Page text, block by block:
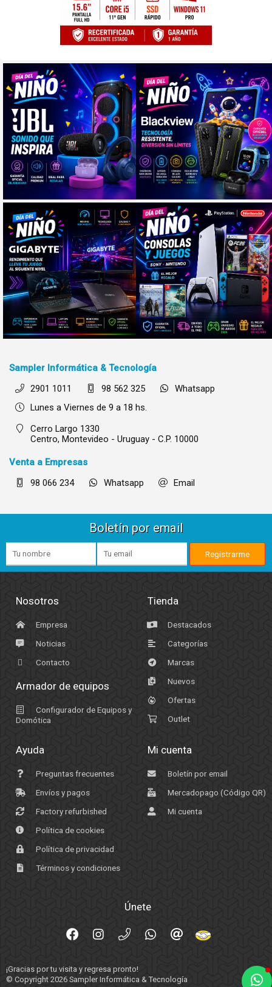
Sampler Informática & Tecnología
2901 1011
98 562 325
Whatsapp
Lunes a Viernes de 9 a 18 hs.
Cerro Largo 1330
Centro, Montevideo - Uruguay - C.P. 10000
Venta a Empresas
98 066 234
Whatsapp Email
Boletín por email
Nosotros
Empresa
Noticias
Contacto
Armador de equipos
Configurador de Equipos y
Domótica
Tienda
Destacados
Categorías
Marcas
Nuevos
Ofertas
Outlet
Ayuda
Preguntas frecuentes
Envíos y pagos
Factory refurbished
Política de cookies
Política de privacidad
Términos y condiciones
Mi cuenta
Boletín por email
Mercadopago (Código QR)
Mi cuenta
Únete
¡Gracias por tu visita y regresa pronto!
© Copyright 2026 Sampler Informática & Tecnología